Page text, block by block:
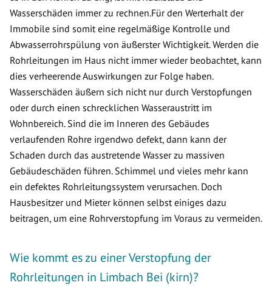
Wasserschäden immer zu rechnen.Für den Werterhalt der
Immobile sind somit eine regelmäßige Kontrolle und
Abwasserrohrspülung von äußerster Wichtigkeit. Werden die
Rohrleitungen im Haus nicht immer wieder beobachtet, kann
dies verheerende Auswirkungen zur Folge haben.
Wasserschäden äußern sich nicht nur durch Verstopfungen
oder durch einen schrecklichen Wasseraustritt im
Wohnbereich. Sind die im Inneren des Gebäudes
verlaufenden Rohre irgendwo defekt, dann kann der
Schaden durch das austretende Wasser zu massiven
Gebäudeschäden führen. Schimmel und vieles mehr kann
ein defektes Rohrleitungssystem verursachen. Doch
Hausbesitzer und Mieter können selbst einiges dazu
beitragen, um eine Rohrverstopfung im Voraus zu vermeiden.
Wie kommt es zu einer Verstopfung der
Rohrleitungen in Limbach Bei (kirn)?